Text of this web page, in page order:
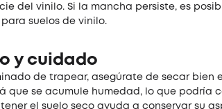
del vinilo. Si la mancha persiste, es
suelos de vinilo.
y cuidado
de trapear, asegúrate de secar bien
que se acumule humedad, lo que podría
el suelo seco ayuda a conservar su